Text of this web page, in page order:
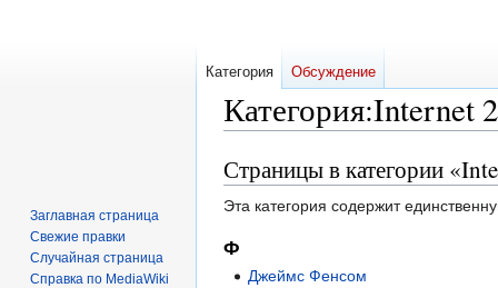
Категория:Internet
Перейти
к
навигации
Перейти
к
поиску
Страницы в категории
Эта категория содержит
Ф
Джеймс Фенсом
Категория Обсуждение
Заглавная страница
Свежие правки
Случайная страница
Справка по MediaWiki